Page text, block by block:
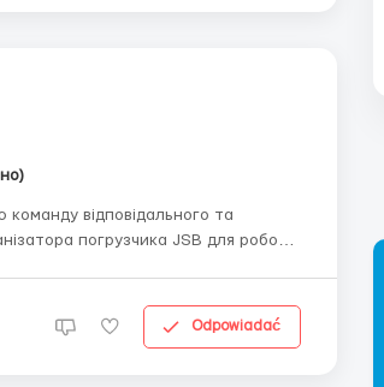
відповідального та
погрузчика JSB для роботи
Odpowiadać